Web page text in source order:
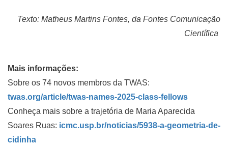
Texto: Matheus Martins Fontes, da Fontes Comunicação
Científica
Mais informações:
Sobre os 74 novos membros da TWAS:
twas.org/article/twas-names-2025-class-fellows
Conheça mais sobre a trajetória de Maria Aparecida
Soares Ruas: icmc.usp.br/noticias/5938-a-geometria-de-
cidinha